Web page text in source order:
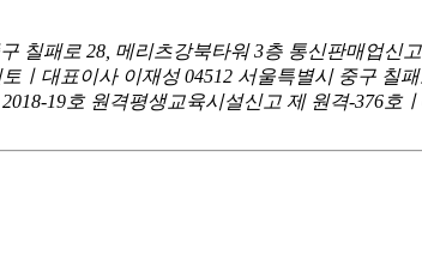
칠패로 28, 메리츠강북타워 3층 통신판매업신
ㅣ대표이사 이재성 04512 서울특별시 중구 칠
19호 원격평생교육시설신고 제 원격-376호ㅣ